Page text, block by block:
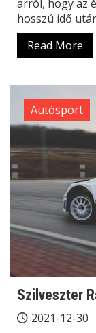
arról, hogy az
hosszú idő
Read More
Autósport
Szilveszter
2021-12-30